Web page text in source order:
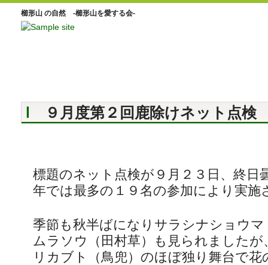
櫛形山 の自然 -櫛形山を愛する会-
９月度第２回鹿除けネット点検
標題のネット点検が９月２３日、終日
年では最多の１９名の参加により実施
季節も秋半ばになりサラシナショウマ
ムラソウ（田村草）も見られました
リカブト（鳥兜）のほぼ独り舞台で